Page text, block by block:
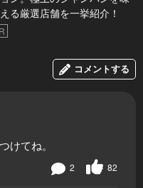
る厳選店舗を一挙紹介！
コメントする
けてね。
82
2